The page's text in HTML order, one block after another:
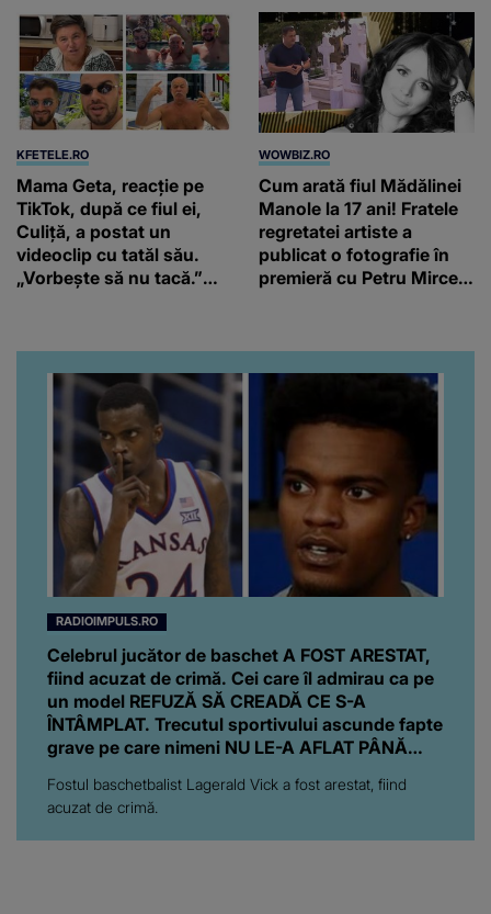
KFETELE.RO
Mama Geta, reacție pe
TikTok, după ce fiul ei,
Culiță, a postat un
videoclip cu tatăl său.
„Vorbește să nu tacă.”
WOWBIZ.RO
Cum arată fiul Mădălinei
Manole la 17 ani! Fratele
regretatei artiste a
publicat o fotografie în
premieră cu Petru Mircea
RADIOIMPULS.RO
Celebrul jucător de baschet A FOST ARESTAT,
fiind acuzat de crimă. Cei care îl admirau ca pe
un model REFUZĂ SĂ CREADĂ CE S-A
ÎNTÂMPLAT. Trecutul sportivului ascunde fapte
grave pe care nimeni NU LE-A AFLAT PÂNĂ
Fostul baschetbalist Lagerald Vick a fost arestat, fiind
acuzat de crimă.